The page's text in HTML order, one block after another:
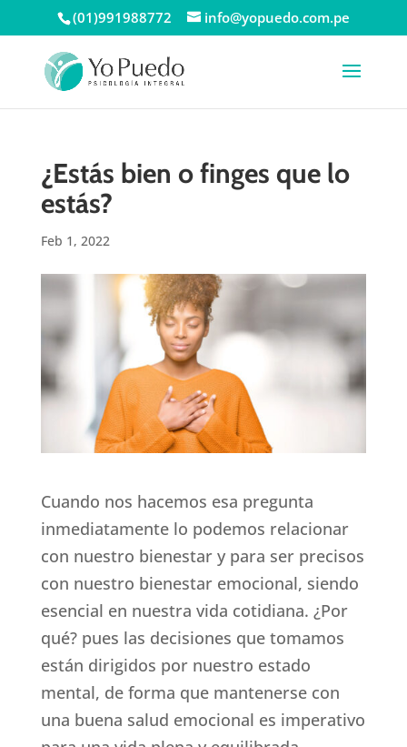
(01)991988772 info@yopuedo.com.pe
¿Estás bien o finges que lo
estás?
Feb 1, 2022
Cuando nos hacemos esa pregunta
inmediatamente lo podemos relacionar
con nuestro bienestar y para ser precisos
con nuestro bienestar emocional, siendo
esencial en nuestra vida cotidiana. ¿Por
qué? pues las decisiones que tomamos
están dirigidos por nuestro estado
mental, de forma que mantenerse con
una buena salud emocional es imperativo